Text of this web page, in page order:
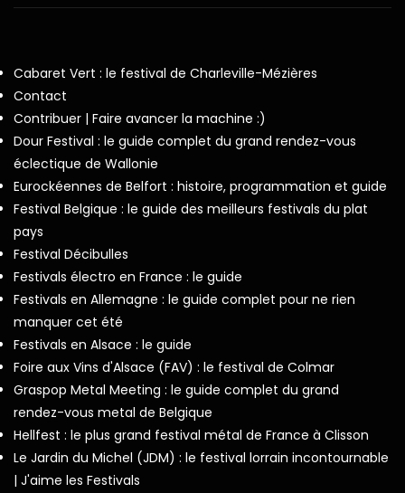
Cabaret Vert : le festival de Charleville-Mézières
Contact
Contribuer | Faire avancer la machine :)
Dour Festival : le guide complet du grand rendez-vous
éclectique de Wallonie
Eurockéennes de Belfort : histoire, programmation et guide
Festival Belgique : le guide des meilleurs festivals du plat
pays
Festival Décibulles
Festivals électro en France : le guide
Festivals en Allemagne : le guide complet pour ne rien
manquer cet été
Festivals en Alsace : le guide
Foire aux Vins d'Alsace (FAV) : le festival de Colmar
Graspop Metal Meeting : le guide complet du grand
rendez-vous metal de Belgique
Hellfest : le plus grand festival métal de France à Clisson
Le Jardin du Michel (JDM) : le festival lorrain incontournable
| J'aime les Festivals